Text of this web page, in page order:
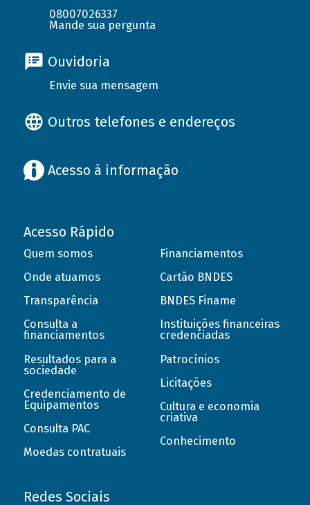
08007026337
Mande sua pergunta
Ouvidoria
Envie sua mensagem
Outros telefones e endereços
Acesso à informação
Acesso Rápido
Quem somos
Onde atuamos
Transparência
Consulta a
financiamentos
Resultados para a
sociedade
Credenciamento de
Equipamentos
Consulta PAC
Moedas contratuais
Financiamentos
Cartão BNDES
BNDES Finame
Instituições financeiras
credenciadas
Patrocínios
Licitações
Cultura e economia
criativa
Conhecimento
Redes Sociais